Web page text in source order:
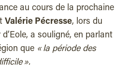
au cours de la prochaine
Valérie Pécresse, lors du
a souligné, en parlant
que « la période des
».